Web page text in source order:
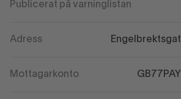
Publicerat på varninglistan
Adress
Mottagarkonto